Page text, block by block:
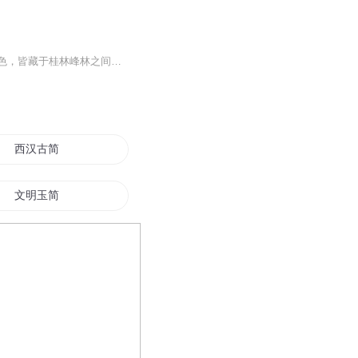
象山水月的由来？漓江与桃花江因何得名？刘三姐的山歌、龙八太子的鳞甲、舜帝南巡的月色，皆藏于桂林峰林之间。本专辑基于广西民间传说原创重述，将散落的神仙踪迹串联成《桂林仙缘传奇》。AI女声娓娓道来，人工精修后期，每集5分钟，陪你走过山水，听懂这...
西汉古简
文明玉简